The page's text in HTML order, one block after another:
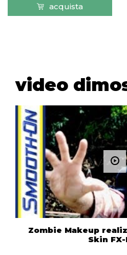
acquista
video
Zombie Makeup
Skin